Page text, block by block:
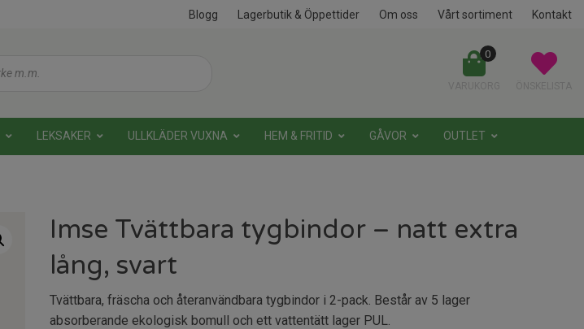
Blogg Lagerbutik & Öppettider Om oss Vårt sortiment Kontakt
0
LEKSAKER ULLKLÄDER VUXNA HEM & FRITID GÅVOR OUTLET
Imse Tvättbara tygbindor – natt extra
lång, svart
Tvättbara, fräscha och återanvändbara tygbindor i 2-pack. Består av 5 lager
absorberande ekologisk bomull och ett vattentätt lager PUL.